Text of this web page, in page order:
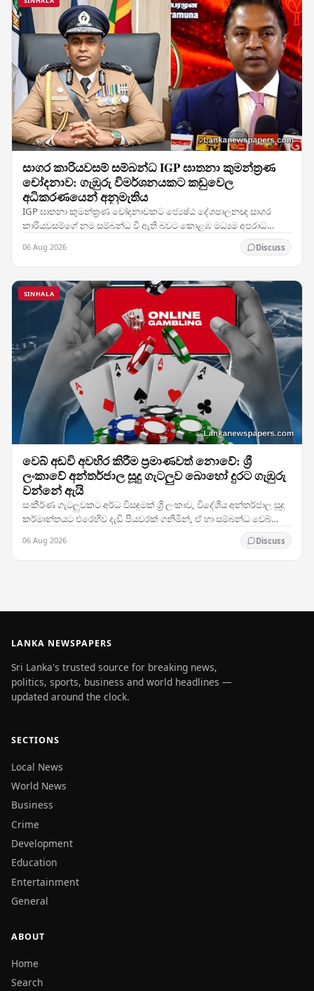
සාගර කාරියවසම් සම්බන්ධ IGP ඝාතනා කුමන්ත්‍රණ
චෝදනාව: ගැඹුරු විමර්ශනයකට කඩුවෙල
අධිකරණයෙන් අනුමැතිය
IGP ඝාතනා කුමන්ත්‍රණ චෝදනාවකට ජ්‍යෙෂ්ඨ දේශපාලනඥ සාගර
කාරියවසම්ගේ නම සම්බන්ධ වී ඇති බවට කොළඹ මධ්‍යම අපරාධ
විමර්ශන කාර්යාංශය (CCIB) ඉදිරිපත් කළ වාර්තාව සලකා බැලූ…
06 Aug 2026 Discuss
SINHALA
වෙබ් අඩවි අවහිර කිරීම ප්‍රමාණවත් නොවේ: ශ්‍රී
ලංකාවේ අන්තර්ජාල සූදු ගැටලුව බොහෝ දුරට ගැඹුරු
වන්නේ ඇයි
සංකීර්ණ ගැටලුවකට අර්ධ විසඳුමක් ශ්‍රී ලංකාව, විදේශීය අන්තර්ජාල සූදු
කර්මාන්තයට එරෙහිව දැඩි පියවරක් ගනිමින්, ඒ හා සම්බන්ධ වෙබ්
06 Aug 2026 Discuss
LANKA NEWSPAPERS
Sri Lanka's trusted source for breaking news,
politics, sports, business and world headlines —
updated around the clock.
SECTIONS
Local News
World News
Business
Crime
Development
Education
Entertainment
General
ABOUT
Home
Search